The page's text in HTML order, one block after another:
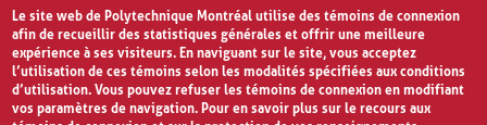
Le site web de Polytechnique Montréal utilise des témoins de connexion
afin de recueillir des statistiques générales et offrir une meilleure
expérience à ses visiteurs. En naviguant sur le site, vous acceptez
l’utilisation de ces témoins selon les modalités spécifiées aux conditions
d’utilisation. Vous pouvez refuser les témoins de connexion en modifiant
vos paramètres de navigation. Pour en savoir plus sur le recours aux